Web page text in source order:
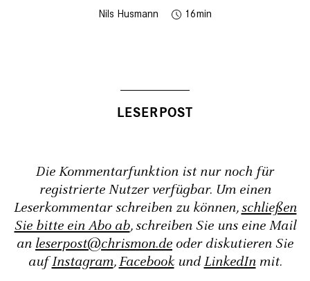
Nils Husmann 16
Die Kommentarfunktion ist nur noch für
registrierte Nutzer verfügbar. Um einen
Leserkommentar schreiben zu können,schließen
Sie bitte ein Abo ab, schreiben Sie uns eine Mail
an leserpost@chrismon.de oder diskutieren Sie
aufInstagram,FacebookundLinkedInmit.